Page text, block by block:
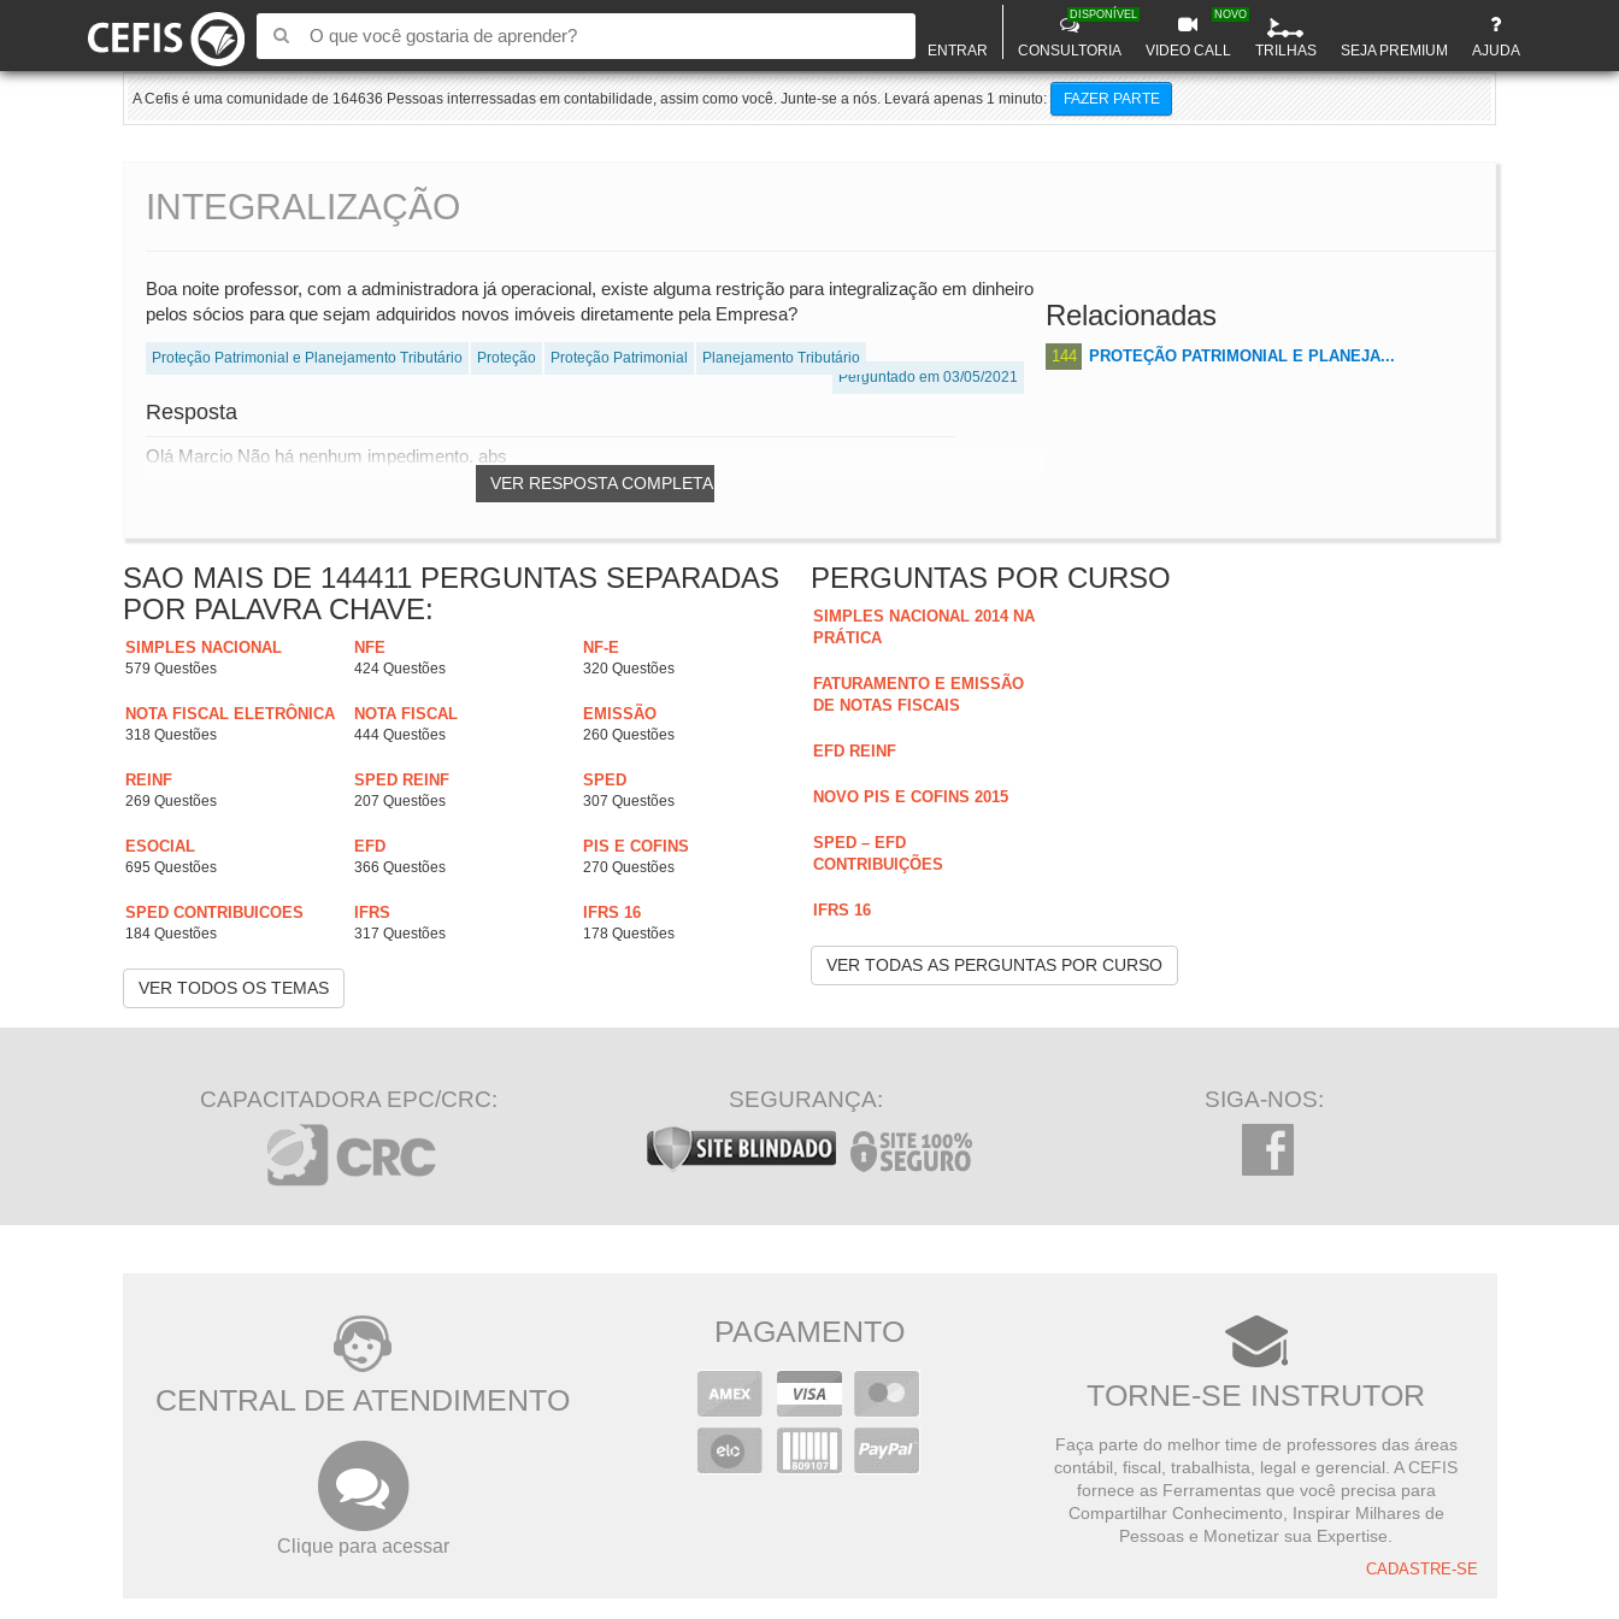
ENTRAR CONSULTORIA
DISPONÍVEL
VIDEO CALL
NOVO
TRILHAS SEJA PREMIUM AJUDA
A Cefis é uma comunidade de 164636 Pessoas interressadas em contabilidade, assim como você. Junte-se a nós. Levará apenas 1 minuto: FAZER PARTE
INTEGRALIZAÇÃO
Boa noite professor, com a administradora já operacional, existe alguma restrição para integralização em dinheiro
pelos sócios para que sejam adquiridos novos imóveis diretamente pela Empresa?
Proteção Patrimonial e Planejamento Tributário Proteção Proteção Patrimonial
Planejamento Tributário
Perguntado em 03/05/2021
Resposta
VER RESPOSTA COMPLETA
Olá Marcio Não há nenhum impedimento. abs
Relacionadas
144 PROTEÇÃO PATRIMONIAL E PLANEJA...
SAO MAIS DE 144411 PERGUNTAS SEPARADAS
POR PALAVRA CHAVE:
SIMPLES NACIONAL
579 Questões
NFE
424 Questões
NF-E
320 Questões
NOTA FISCAL ELETRÔNICA
318 Questões
NOTA FISCAL
444 Questões
EMISSÃO
260 Questões
REINF
269 Questões
SPED REINF
207 Questões
SPED
307 Questões
ESOCIAL
695 Questões
EFD
366 Questões
PIS E COFINS
270 Questões
SPED CONTRIBUICOES
184 Questões
IFRS
317 Questões
IFRS 16
178 Questões
VER TODOS OS TEMAS
PERGUNTAS POR CURSO
SIMPLES NACIONAL 2014 NA
PRÁTICA
FATURAMENTO E EMISSÃO
DE NOTAS FISCAIS
EFD REINF
NOVO PIS E COFINS 2015
SPED – EFD
CONTRIBUIÇÕES
IFRS 16
VER TODAS AS PERGUNTAS POR CURSO
CAPACITADORA EPC/CRC: SEGURANÇA: SIGA-NOS:
CENTRAL DE ATENDIMENTO
Clique para acessar
PAGAMENTO
TORNE-SE INSTRUTOR
Faça parte do melhor time de professores das áreas
contábil, fiscal, trabalhista, legal e gerencial. A CEFIS
fornece as Ferramentas que você precisa para
Compartilhar Conhecimento, Inspirar Milhares de
Pessoas e Monetizar sua Expertise.
CADASTRE-SE